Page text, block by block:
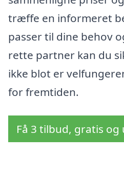
træffe en informeret
passer til dine behov
rette partner kan du
ikke blot er
for fremtiden.
Få 3 tilbud, gratis